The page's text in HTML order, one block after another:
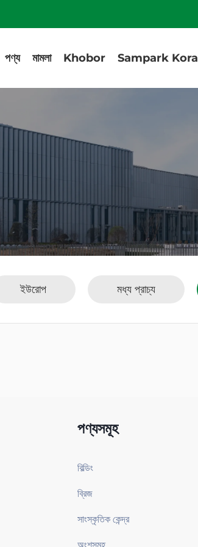
পণ্য মামলা Khobor Sampark Kora
ইউরোপ মধ্য প্রাচ্য
পণ্যসমূহ
বিল্ডিং
ব্রিজ
সাংস্কৃতিক কেন্দ্র